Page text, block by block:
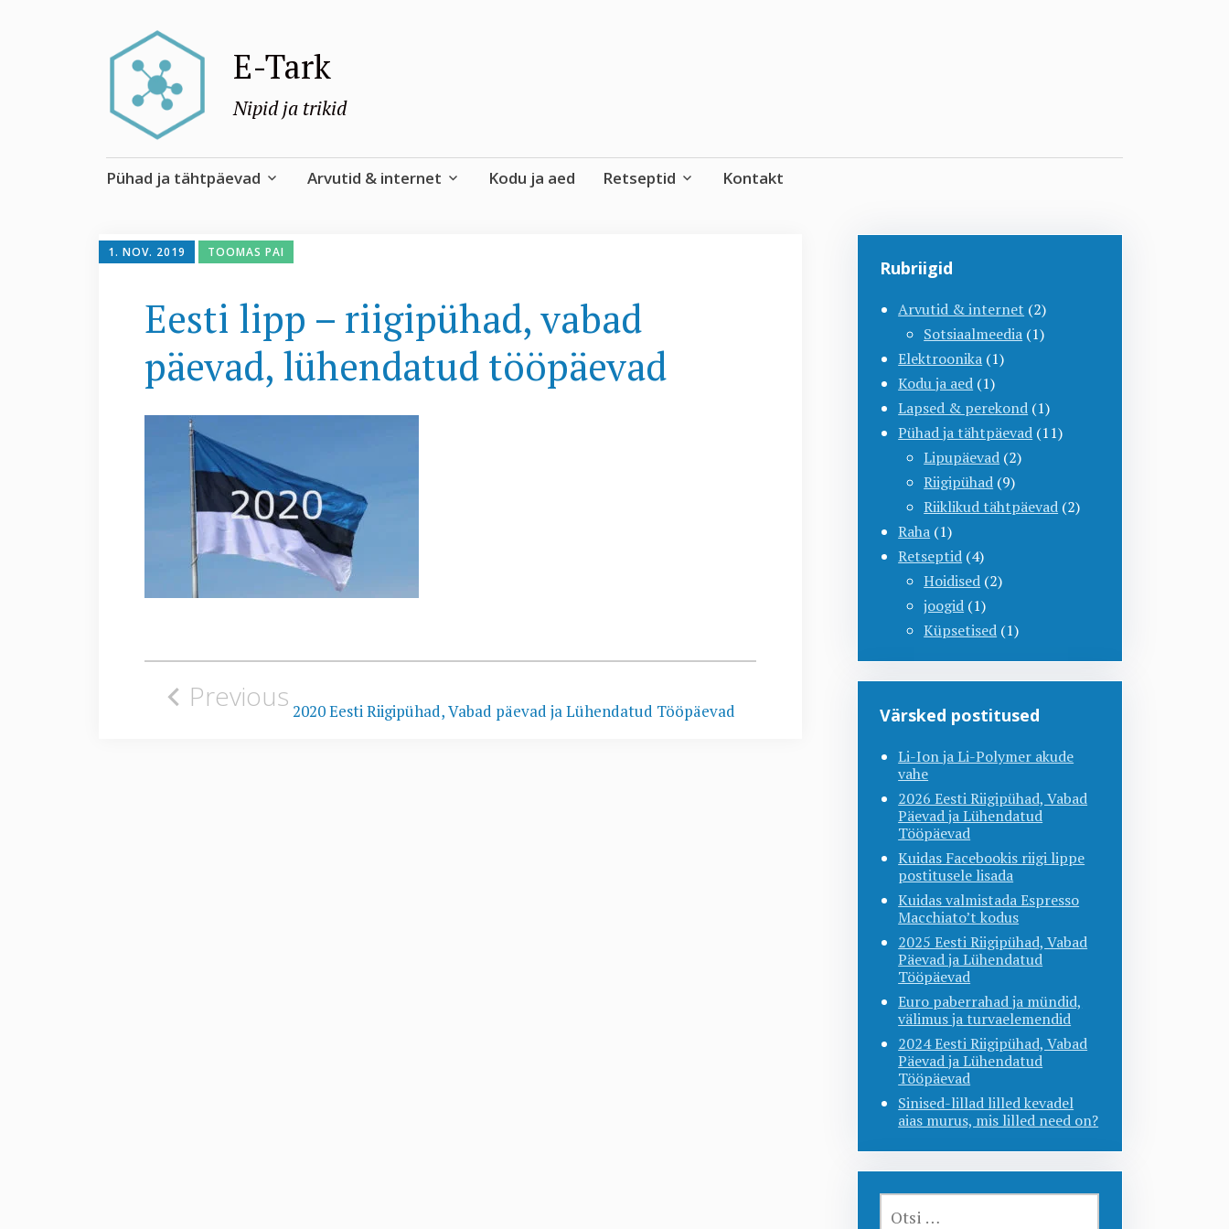
E-Tark
Nipid ja trikid
Skip
Pühad ja tähtpäevad Arvutid & internet Kodu ja aed Retseptid Kontakt
1. NOV. 2019 TOOMAS PAI
Eesti lipp – riigipühad, vabad
päevad, lühendatud tööpäevad
Navigeerimine
Previous 2020 Eesti Riigipühad, Vabad päevad ja Lühendatud Tööpäevad
Rubriigid
Arvutid & internet (2)
Sotsiaalmeedia (1)
Elektroonika (1)
Kodu ja aed (1)
Lapsed & perekond (1)
Pühad ja tähtpäevad (11)
Lipupäevad (2)
Riigipühad (9)
Riiklikud tähtpäevad (2)
Raha (1)
Retseptid (4)
Hoidised (2)
joogid (1)
Küpsetised (1)
Värsked postitused
Li-Ion ja Li-Polymer akude
vahe
2026 Eesti Riigipühad, Vabad
Päevad ja Lühendatud
Tööpäevad
Kuidas Facebookis riigi lippe
postitusele lisada
Kuidas valmistada Espresso
Macchiato’t kodus
2025 Eesti Riigipühad, Vabad
Päevad ja Lühendatud
Tööpäevad
Euro paberrahad ja mündid,
välimus ja turvaelemendid
2024 Eesti Riigipühad, Vabad
Päevad ja Lühendatud
Tööpäevad
Sinised-lillad lilled kevadel
aias murus, mis lilled need on?